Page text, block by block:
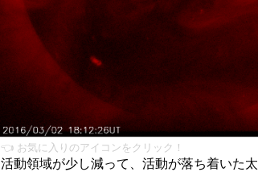
👈 お気に入りのアイコンをクリック！
活動領域が少し減って、活動が落ち着いた太